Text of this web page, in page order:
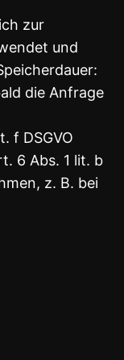
zur
und
die Anfrage
f DSGVO
6 Abs. 1 lit. b
z. B. bei